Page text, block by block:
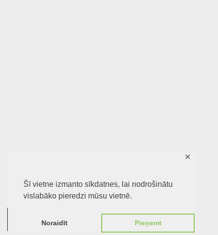
Šī vietne izmanto sīkdatnes, lai nodrošinātu
vislabāko pieredzi mūsu vietnē.
Noraidīt Pieņemt
✕